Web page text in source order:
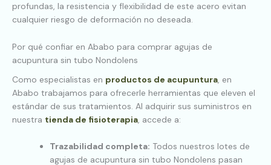
profundas, la resistencia y flexibilidad de este acero evitan
cualquier riesgo de deformación no deseada.
Por qué confiar en Ababo para comprar agujas de
acupuntura sin tubo Nondolens
Como especialistas en productos de acupuntura , en
Ababo trabajamos para ofrecerle herramientas que eleven el
estándar de sus tratamientos. Al adquirir sus suministros en
nuestra tienda de fisioterapia , accede a:
Trazabilidad completa: Todos nuestros lotes de
agujas de acupuntura sin tubo Nondolens pasan